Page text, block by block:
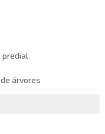
predial
árvores